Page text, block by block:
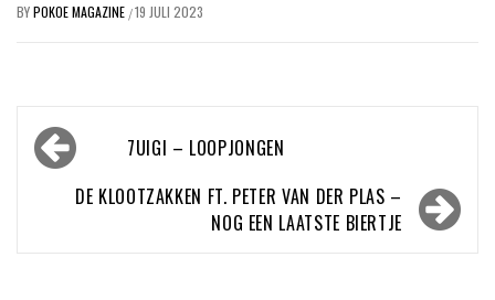
BYPOKOE MAGAZINE /19 JULI 2023
Bericht
navigatie7UIGI – LOOPJONGEN
DE KLOOTZAKKEN FT. PETER VAN DER PLAS –
NOG EEN LAATSTE BIERTJE